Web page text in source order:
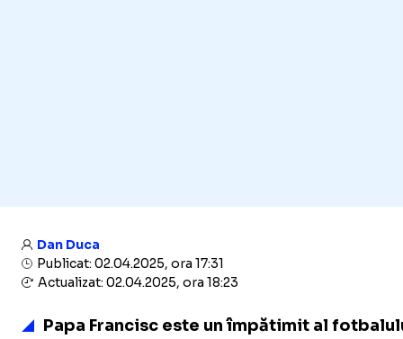
Dan Duca
Publicat: 02.04.2025, ora 17:31
Actualizat: 02.04.2025, ora 18:23
Papa Francisc este un împătimit al